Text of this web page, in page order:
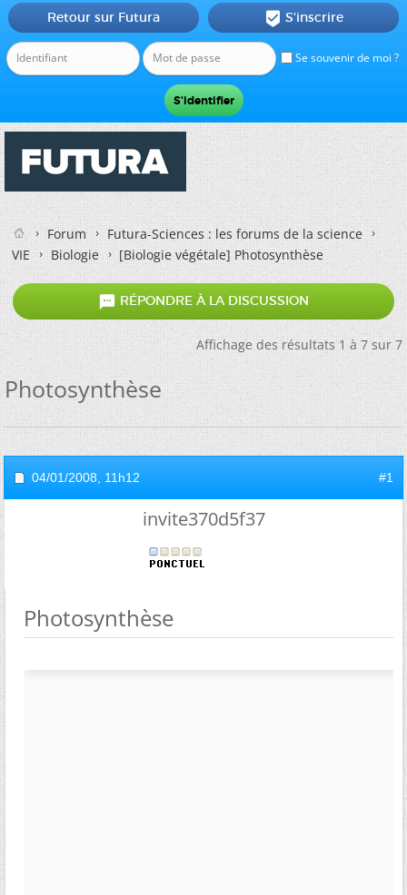
Se souvenir de moi ?
Retour sur Futura  S'inscrire
Forum
Futura-Sciences : les forums de la science
VIE
Biologie [Biologie végétale]Photosynthèse
 RÉPONDRE À LA DISCUSSION
Affichage des résultats 1 à 7 sur 7
Photosynthèse
04/01/2008, 11h12 #1
invite370d5f37
Photosynthèse